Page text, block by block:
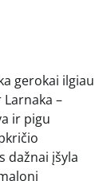
gerokai ilgiau
–
ir pigu
dažnai įšyla